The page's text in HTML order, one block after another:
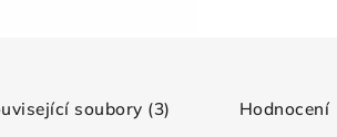
soubory (3) Hodnocení